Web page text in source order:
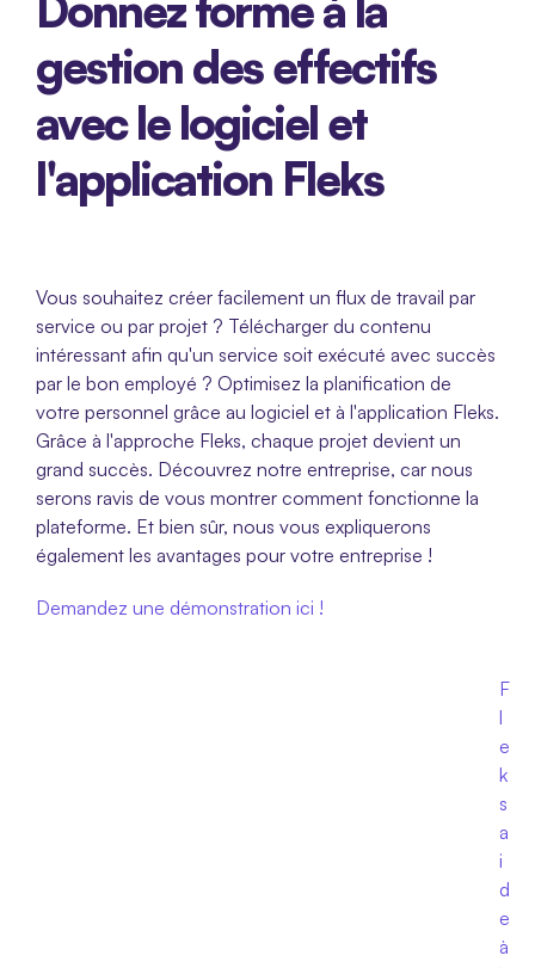
gestion des effectifs
avec le logiciel et
l'application Fleks
Vous souhaitez créer facilement un flux de travail par
service ou par projet ? Télécharger du contenu
intéressant afin qu'un service soit exécuté avec succès
par le bon employé ? Optimisez la planification de
votre personnel grâce au logiciel et à l'application Fleks.
Grâce à l'approche Fleks, chaque projet devient un
grand succès. Découvrez notre entreprise, car nous
serons ravis de vous montrer comment fonctionne la
plateforme. Et bien sûr, nous vous expliquerons
également les avantages pour votre entreprise !
Demandez une démonstration ici !
F
l
e
k
s
a
i
d
e
à